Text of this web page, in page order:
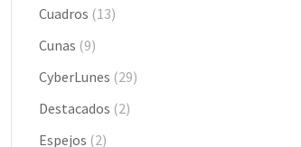
Cuadros (13)
Cunas (9)
CyberLunes (29)
Destacados (2)
Espejos (2)